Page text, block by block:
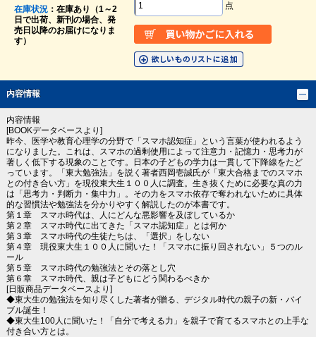
在庫状況：在庫あり（1～2
日で出荷、新刊の場合、発
売日以降のお届けになりま
す）
点
内容情報
内容情報
[BOOKデータベースより]
昨今、医学や教育心理学の分野で「スマホ認知症」という言葉が使われるよう
になりました。これは、スマホの過剰使用によって注意力・記憶力・思考力が
著しく低下する現象のことです。日本の子どもの学力は一貫して下降線をたど
っています。「東大勉強法」を説く著者西岡壱誠氏が「東大合格までのスマホ
との付き合い方」を現役東大生１００人に調査。生き抜くために必要な真の力
は「思考力・判断力・集中力」。その力をスマホ依存で奪われないために具体
的な習慣法や勉強法を分かりやすく解説したのが本書です。
第１章 スマホ時代は、人にどんな悪影響を及ぼしているか
第２章 スマホ時代に出てきた「スマホ認知症」とは何か
第３章 スマホ時代の生徒たちは、「選択」をしない
第４章 現役東大生１００人に聞いた！「スマホに振り回されない」５つのル
ール
第５章 スマホ時代の勉強法とその落とし穴
第６章 スマホ時代、親は子どもにどう関わるべきか
[日販商品データベースより]
◆東大生の勉強法を知り尽くした著者が贈る、デジタル時代の親子の新・バイ
ブル誕生！
◆東大生100人に聞いた！「自分で考える力」を親子で育てるスマホとの上手な
付き合い方とは。